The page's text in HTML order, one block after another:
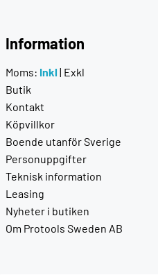
Information
Moms: Inkl | Exkl
Butik
Kontakt
Köpvillkor
Boende utanför Sverige
Personuppgifter
Teknisk information
Leasing
Nyheter i butiken
Om Protools Sweden AB